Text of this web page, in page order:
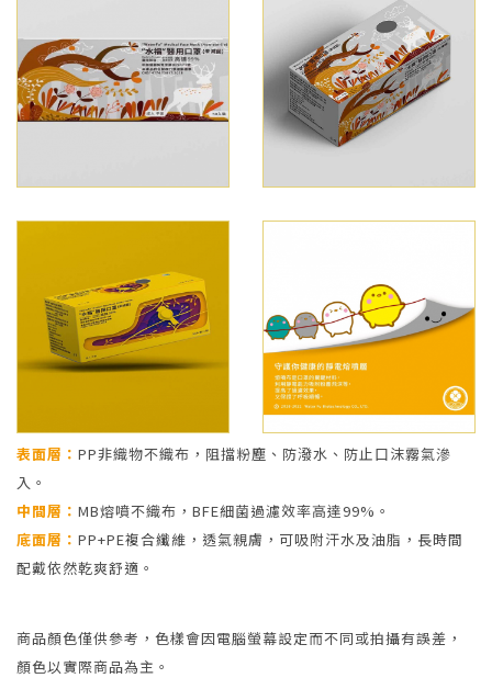
表面層： PP非織物不織布，阻擋粉塵、防潑水、防止口沫霧氣滲
入。
中間層： MB熔噴不織布，BFE細菌過濾效率高達99%。
底面層： PP+PE複合纖維，透氣親膚，可吸附汗水及油脂，長時間
配戴依然乾爽舒適。
商品顏色僅供參考，色樣會因電腦螢幕設定而不同或拍攝有誤差，
顏色以實際商品為主。